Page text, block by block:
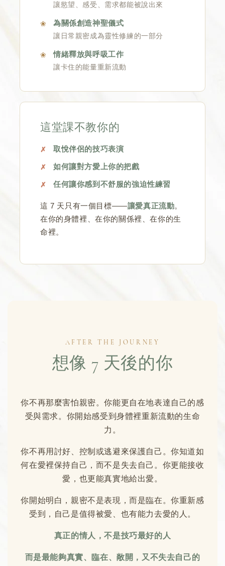
讓慾望、感受、需求都能被說出來
為關係創造神聖儀式
讓日常親密成為靈性修練的一部分
情緒釋放與呼吸工作
讓卡住的能量重新流動
這堂課不教你的
取悅伴侶的技巧表演
如何讓對方愛上你的把戲
任何讓你感到不舒服的強迫性練習
這 7 天只有一個目標——讓愛真正流動。
在你的身體裡、在你的關係裡、在你的生
命裡。
AFTER THE JOURNEY
想像 7 天後的你
你不再那麼害怕親密。你能更自在地表達自己的感
受與需求。你開始感受到身體裡重新流動的生命
力。
你不再用討好、控制或逃避來保護自己。你知道如
何在愛裡保持自己，而不是失去自己。你更能接收
愛，也更能真實地給出愛。
你開始明白，親密不是表現，而是臨在。你重新感
受到，自己是值得被愛、也有能力去愛的人。
真正的情人，不是技巧最好的人
而是最能夠真實、臨在、敞開，又不失去自己的